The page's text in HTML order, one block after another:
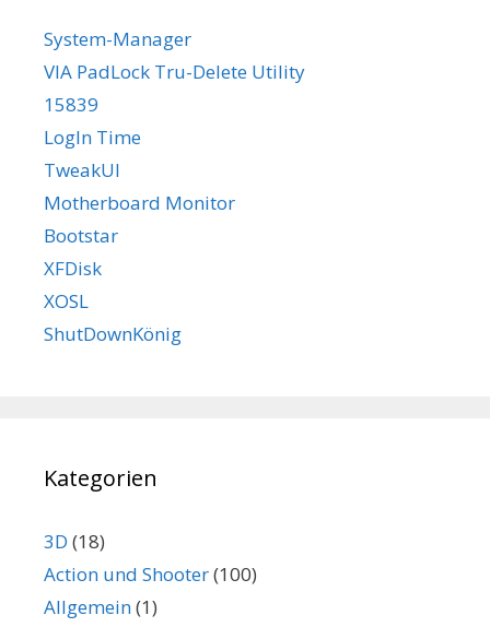
System-Manager
VIA PadLock Tru-Delete Utility
15839
LogIn Time
TweakUI
Motherboard Monitor
Bootstar
XFDisk
XOSL
ShutDownKönig
Kategorien
3D (18)
Action und Shooter(100)
Allgemein(1)